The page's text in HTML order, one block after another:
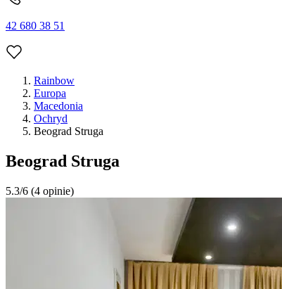
42 680 38 51
Rainbow
Europa
Macedonia
Ochryd
Beograd Struga
Beograd Struga
5.3/6 (4 opinie)